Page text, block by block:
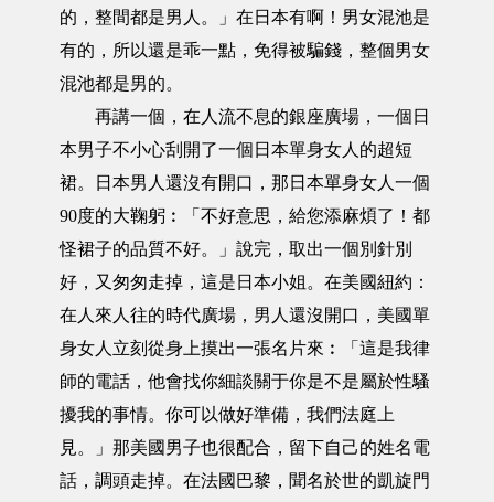
的，整間都是男人。」在日本有啊！男女混池是
有的，所以還是乖一點，免得被騙錢，整個男女
混池都是男的。
再講一個，在人流不息的銀座廣場，一個日
本男子不小心刮開了一個日本單身女人的超短
裙。日本男人還沒有開口，那日本單身女人一個
90度的大鞠躬︰「不好意思，給您添麻煩了！都
怪裙子的品質不好。」說完，取出一個別針別
好，又匆匆走掉，這是日本小姐。在美國紐約：
在人來人往的時代廣場，男人還沒開口，美國單
身女人立刻從身上摸出一張名片來︰「這是我律
師的電話，他會找你細談關于你是不是屬於性騷
擾我的事情。你可以做好準備，我們法庭上
見。」那美國男子也很配合，留下自己的姓名電
話，調頭走掉。在法國巴黎，聞名於世的凱旋門